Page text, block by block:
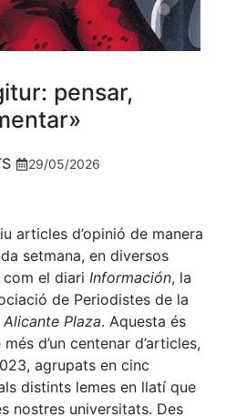
pensar,
29/05/2026
articles d’opinió de manera
setmana, en diversos
el diari Información, la
de Periodistes de la
Alicante Plaza. Aquesta és
d’un centenar d’articles,
agrupats en cinc
distints lemes en llatí que
nostres universitats. Des